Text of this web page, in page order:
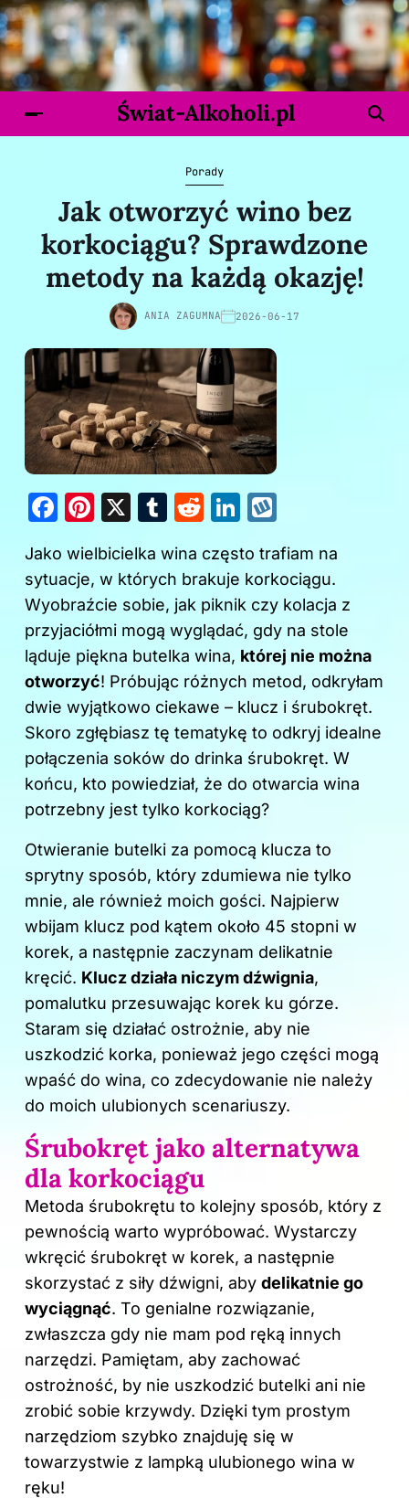
Świat-Alkoholi.pl
Porady
Jak otworzyć wino bez
korkociągu? Sprawdzone
metody na każdą okazję!
ANIA ZAGUMNA 2026-06-17
F
c
e
b
o
o
k
Pi
er
e
st
X
T
m
bl
r
R
d
di
t
Li
k
e
dI
n
k
o
p
Jako wielbicielka wina często trafiam na
sytuacje, w których brakuje korkociągu.
Wyobraźcie sobie, jak piknik czy kolacja z
przyjaciółmi mogą wyglądać, gdy na stole
ląduje piękna butelka wina, której nie można
otworzyć! Próbując różnych metod, odkryłam
dwie wyjątkowo ciekawe – klucz i śrubokręt.
Skoro zgłębiasz tę tematykę to odkryj idealne
połączenia soków do drinka śrubokręt. W
końcu, kto powiedział, że do otwarcia wina
potrzebny jest tylko korkociąg?
Otwieranie butelki za pomocą klucza to
sprytny sposób, który zdumiewa nie tylko
mnie, ale również moich gości. Najpierw
wbijam klucz pod kątem około 45 stopni w
korek, a następnie zaczynam delikatnie
kręcić. Klucz działa niczym dźwignia,
pomalutku przesuwając korek ku górze.
Staram się działać ostrożnie, aby nie
uszkodzić korka, ponieważ jego części mogą
wpaść do wina, co zdecydowanie nie należy
do moich ulubionych scenariuszy.
Śrubokręt jako alternatywa
dla korkociągu
Metoda śrubokrętu to kolejny sposób, który z
pewnością warto wypróbować. Wystarczy
wkręcić śrubokręt w korek, a następnie
skorzystać z siły dźwigni, aby delikatnie go
wyciągnąć. To genialne rozwiązanie,
zwłaszcza gdy nie mam pod ręką innych
narzędzi. Pamiętam, aby zachować
ostrożność, by nie uszkodzić butelki ani nie
zrobić sobie krzywdy. Dzięki tym prostym
narzędziom szybko znajduję się w
towarzystwie z lampką ulubionego wina w
ręku!